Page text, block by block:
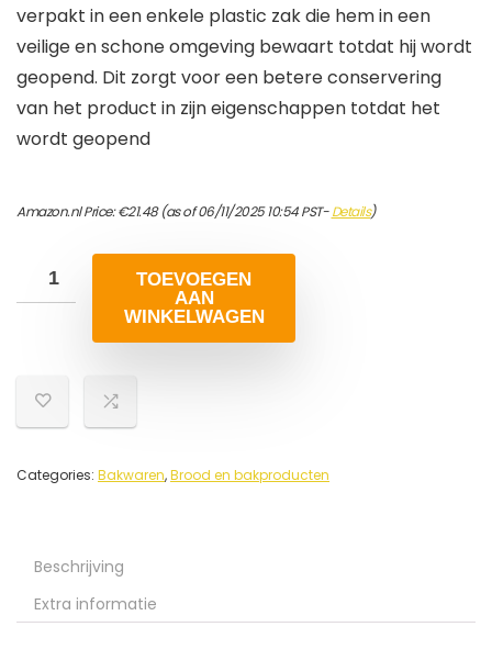
verpakt in een enkele plastic zak die hem in een
veilige en schone omgeving bewaart totdat hij wordt
geopend. Dit zorgt voor een betere conservering
van het product in zijn eigenschappen totdat het
wordt geopend
Amazon.nl Price:€21.48(as of 06/11/2025 10:54 PST-Details)
TOEVOEGEN
AAN
WINKELWAGEN
Categories: Bakwaren,Brood en bakproducten
Beschrijving
Extra informatie